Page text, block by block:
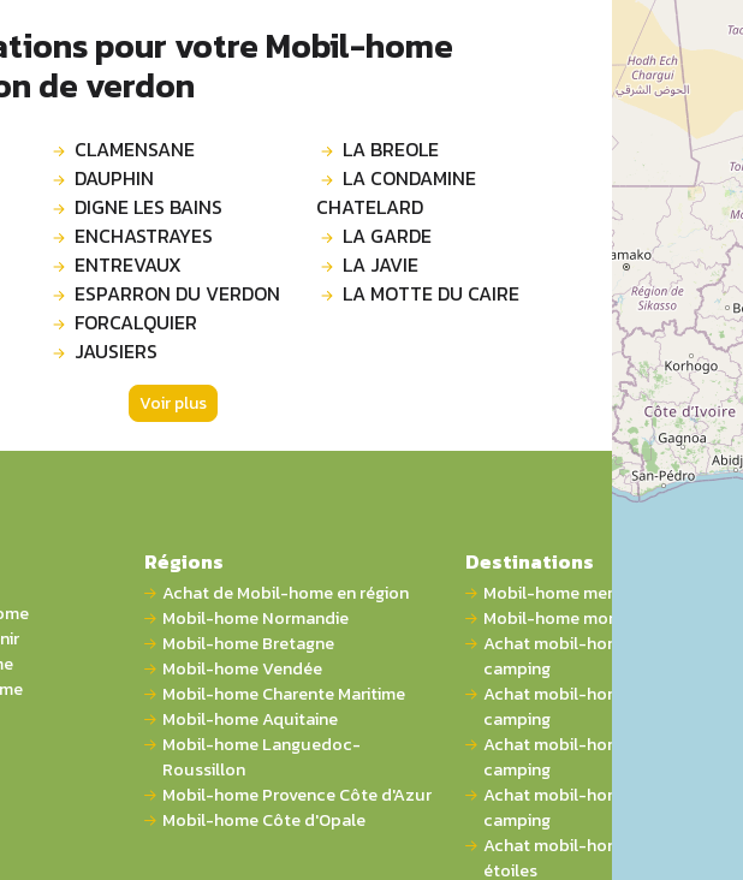
pour votre Mobil-home
de verdon
CLAMENSANE
DAUPHIN
DIGNE LES BAINS
ENCHASTRAYES
ENTREVAUX
ESPARRON DU VERDON
FORCALQUIER
JAUSIERS
LA BREOLE
LA CONDAMINE
CHATELARD
LA GARDE
LA JAVIE
LA MOTTE DU CAIRE
Voir plus
Régions
Achat de Mobil-home en région
Mobil-home Normandie
Mobil-home Bretagne
Mobil-home Vendée
Mobil-home Charente Maritime
Mobil-home Aquitaine
Mobil-home Languedoc-
Roussillon
Mobil-home Provence Côte d'Azur
Mobil-home Côte d'Opale
Destinations
Mobil-home mer
Mobil-home montagne
Achat mobil-home 1 chambre sur
camping
Achat mobil-home 2 chambres sur
camping
Achat mobil-home 3 chambres sur
camping
Achat mobil-home 4 chambres sur
camping
Achat mobil-home sur camping 5
étoiles